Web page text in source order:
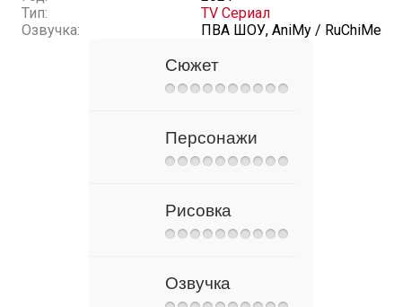
Тип:
TV Сериал
Озвучка:
ПВА ШОУ, AniMy / RuChiMe
Сюжет
Персонажи
Рисовка
Озвучка